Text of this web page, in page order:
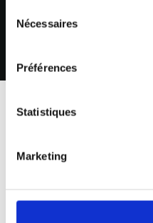
Nécessaires
Préférences
Statistiques
Marketing